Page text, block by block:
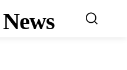
News